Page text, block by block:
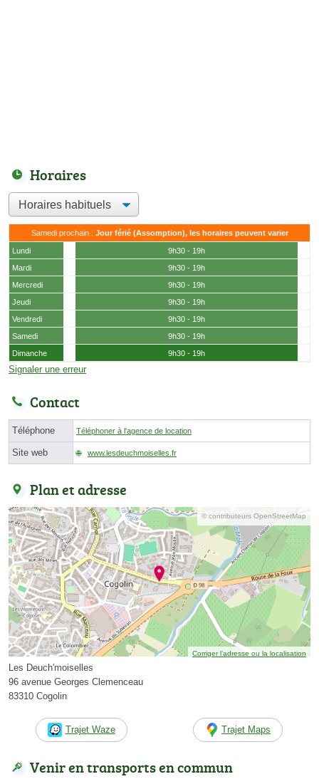
Horaires
Samedi prochain : Jour férié (Assomption), les horaires peuvent varier
Lundi
9h30 - 19h
Mardi
9h30 - 19h
Mercredi
9h30 - 19h
Jeudi
9h30 - 19h
Vendredi
9h30 - 19h
Samedi
9h30 - 19h
Dimanche
9h30 - 19h
Signaler une erreur
Contact
Téléphone Téléphoner à l'agence de location
Site web www.lesdeuchmoiselles.fr
Plan et adresse
© contributeurs OpenStreetMap
Corriger l’adresse ou la localisation
Les Deuch'moiselles
96 avenue Georges Clemenceau
83310 Cogolin
Trajet Waze Trajet Maps
Venir en transports en commun